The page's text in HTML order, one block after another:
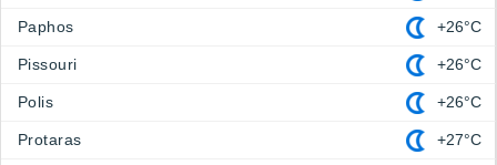
Paphos +26°C
Pissouri +26°C
Polis +26°C
Protaras +27°C